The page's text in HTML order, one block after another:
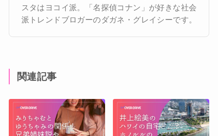
スタはヨコイ派。「名探偵コナン」が好きな社会
派トレンドブロガーのダガネ・グレイシーです。
関連記事